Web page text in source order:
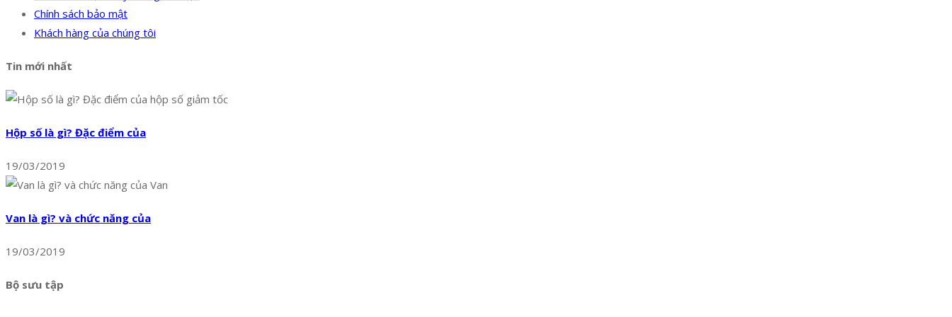
Chính sách bảo mật
Khách hàng của chúng tôi
Tin mới nhất
Hộp số là gì? Đặc điểm của
19/03/2019
Van là gì? và chức năng của
19/03/2019
Bộ sưu tập